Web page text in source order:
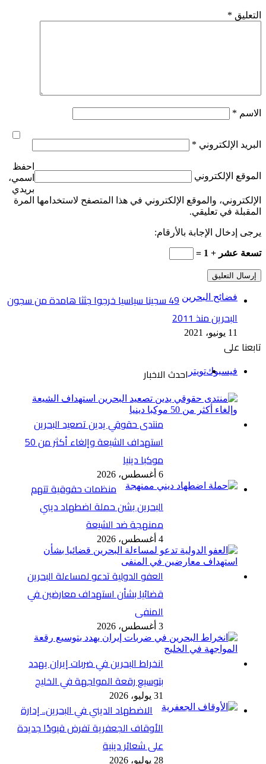
التعليق *
الاسم *
البريد الإلكتروني *
الموقع الإلكتروني
احفظ
اسمي،
بريدي
الإلكتروني، والموقع الإلكتروني في هذا المتصفح لاستخدامها المرة
المقبلة في تعليقي.
يرجى إدخال الإجابة بالأرقام:
تسعة عشر + 1 =
فضائح البحرين
49 سجينا سياسيا خرجوا جثثا هامدة من سجون
البحرين منذ 2011
11 يونيو، 2021
تابعنا على
فيسبوكتويتر احدث الاخبار
منتدى حقوقي يدين تصعيد البحرين
استهداف الشيعة وإلغاء أكثر من 50
موكبا دينيا
6 أغسطس، 2026
منظمات حقوقية تتهم
البحرين بشن حملة اضطهاد ديني
ممنهجة ضد الشيعة
4 أغسطس، 2026
العفو الدولية تدعو لمساءلة البحرين
قضائيا بشأن استهداف معارضين في
المنفى
3 أغسطس، 2026
انخراط البحرين في ضربات إيران يهدد
بتوسيع رقعة المواجهة في الخليج
31 يوليو، 2026
الاضطهاد الديني في البحرين.. إدارة
الأوقاف الجعفرية تفرض قيودًا جديدة
على شعائر دينية
28 يوليو، 2026